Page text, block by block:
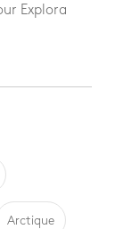
Explora
Arctique